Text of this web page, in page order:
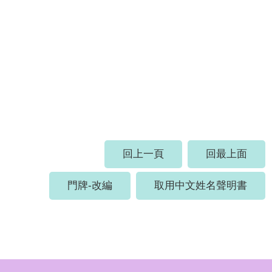
回上一頁 回最上面
門牌-改編 取用中文姓名聲明書